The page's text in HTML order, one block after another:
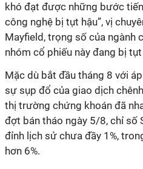
khó đạt được những bước
công nghệ bị tụt hậu”, vị
Mayfield, trọng số của ngành
nhóm cổ phiếu này đang bị
Mặc dù bắt đầu tháng 8 với
sự sụp đổ của giao dịch
thị trường chứng khoán đã
đợt bán tháo ngày 5/8, chỉ số
đỉnh lịch sử chưa đầy 1%,
hơn 6%.